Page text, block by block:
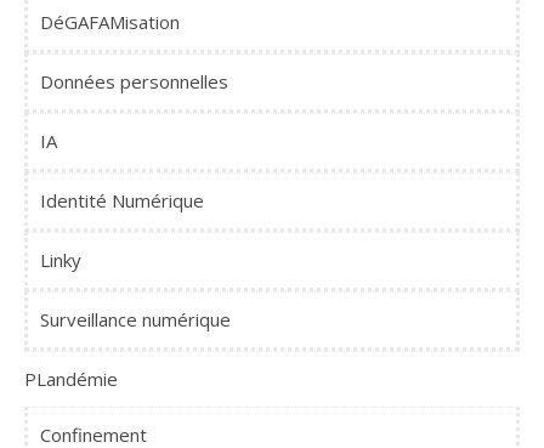
DéGAFAMisation
Données personnelles
IA
Identité Numérique
Linky
Surveillance numérique
PLandémie
Confinement